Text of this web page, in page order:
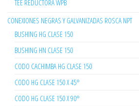
TEE REDUCTORA WPB
CONEXIONES NEGRAS Y GALVANIZADAS ROSCA NPT
BUSHING HG CLASE 150
BUSHING HN CLASE 150
CODO CACHIMBA HG CLASE 150
CODO HG CLASE 150 X 45°
CODO HG CLASE 150 X 90°